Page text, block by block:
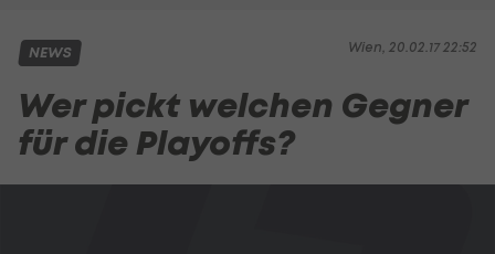
Wien, 20.02.17 22:52
NEWS
Wer pickt welchen Gegner
für die Playoffs?